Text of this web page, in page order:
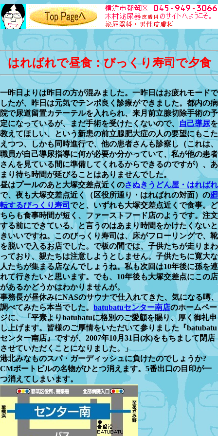
はればれで昼食：びっくり寿司で夕食
一昨日よりは昨日の方が混みました。一昨日はお疲れモードで
したが、昨日は元気でテンポ良く診療ができました。都内の病
院で尿道留置カテーテルを入れられ、来月前立腺切除手術の予
定になっているが、まだ手術を受けたくないので、
自己導尿を
教えてほしい、という新患の前立腺肥大症の人の要望にもこた
えつつ、しかも同時進行で、他の患者さんも診察し（これは、
職員が自己導尿指導に何が必要か分かっていて、私が他の患者
さんを見ている間に準備してくれるからできるのですが）、あ
まり待ち時間が延びることはありませんでした。
昼はプールのあと大塚交差点近くのさぬきうどん屋・はればれ
で、夜も大塚交差点近く（区役所通り・はればれの対面）の廻
転するびっくり寿司 でと、いずれも大塚交差点近くで食事。ど
ちらも食事時間が短く、ファーストフード店のようです。注文
する前にできている、と言うのはあまり時間をかけたくないと
きいいですね。このびっくり寿司は、床がフローリングで、靴
を脱いで入るお店でした。で板の間では、子供たちが走りまわ
っており、親たちは注意しようとしません。子供たちに寛大な
人たちが集まる店なんでしょうね。私も次回は10年後に孫を連
れて行きたいと思います。でも、10年後も大塚交差点にこの店
があるかどうかはわかりませんが。
事務長が昼休みにNASのサウナで仕入れてきた、気になる噂、
調べてみたら本当でした。 batubatuセンター南店のホームペー
ジに、「平素よりbatubatuに格別のご愛顧を賜り、厚く御礼申
し上げます。皆様のご厚情をいただいて参りました『batubatu
センター南店』ですが、2007年10月31日(水)をもちまして閉店
させていただくことになりました。」
港北みなものスパ・ガーディッシュに負けたのでしょうか?
CMポートビルの名物がひとつ消えます。5番出口の目印が一
つ消えてしまいます。